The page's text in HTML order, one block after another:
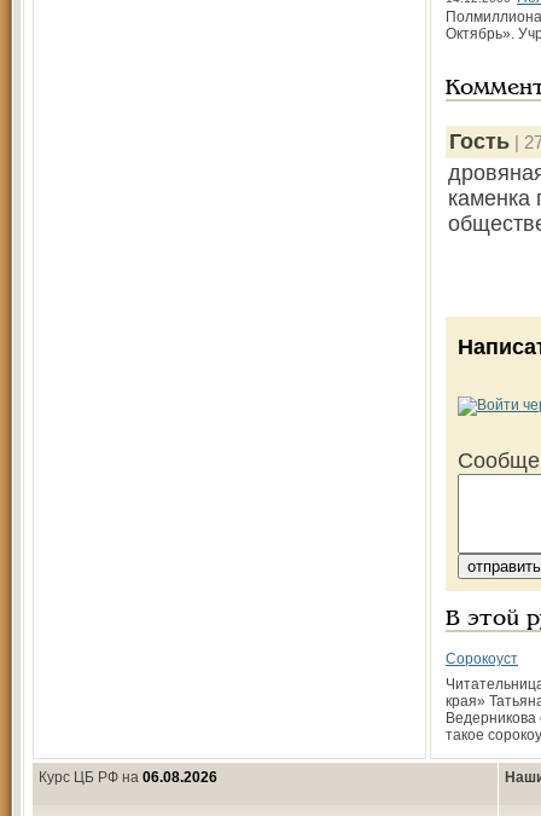
Октябрь».
Гость |
каменка
В этой
Сорокоуст
края»
такое
Курс ЦБ РФ на 06.08.2026